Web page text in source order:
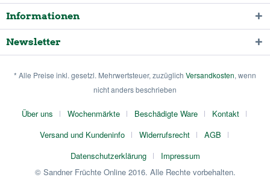
Informationen
Newsletter
* Alle Preise inkl. gesetzl. Mehrwertsteuer, zuzüglich Versandkosten, wenn
nicht anders beschrieben
Über uns Wochenmärkte Beschädigte Ware
Kontakt
Versand und Kundeninfo
Widerrufsrecht
AGB
Datenschutzerklärung
Impressum
© Sandner Früchte Online 2016. Alle Rechte vorbehalten.